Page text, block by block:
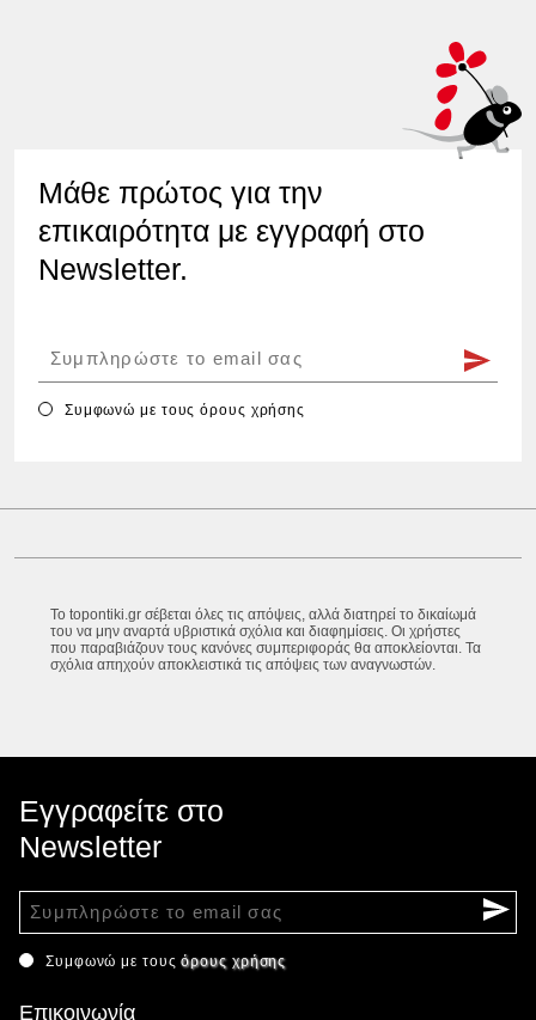
Μάθε πρώτος για την
επικαιρότητα με εγγραφή στο
Newsletter.
Συμφωνώ με τουςόρους χρήσης
Το topontiki.gr σέβεται όλες τις απόψεις, αλλά διατηρεί το δικαίωμά
του να μην αναρτά υβριστικά σχόλια και διαφημίσεις. Οι χρήστες
που παραβιάζουν τους κανόνες συμπεριφοράς θα αποκλείονται. Τα
σχόλια απηχούν αποκλειστικά τις απόψεις των αναγνωστών.
Εγγραφείτε στο
Newsletter
Συμφωνώ με τουςόρους χρήσης
Επικοινωνία